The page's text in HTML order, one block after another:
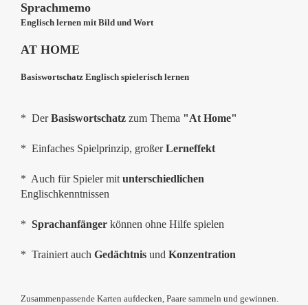
Sprachmemo
Englisch lernen mit Bild und Wort
AT HOME
Basiswortschatz Englisch spielerisch lernen
* DerBasiswortschatz zum Thema "At Home"
* Einfaches Spielprinzip, großerLerneffekt
* Auch für Spieler mit unterschiedlichen
Englischkenntnissen
* Sprachanfänger können ohne Hilfe spielen
* Trainiert auch Gedächtnis und Konzentration
Zusammenpassende Karten aufdecken, Paare sammeln und gewinnen.